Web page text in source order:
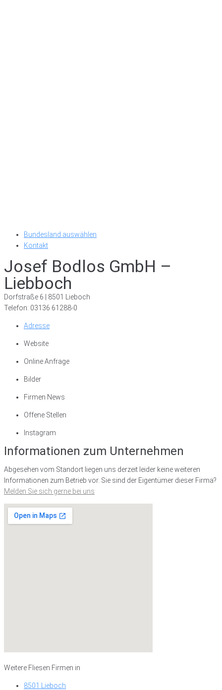
Bundesland auswählen
Kontakt
Josef Bodlos GmbH –
Liebboch
Dorfstraße 6 | 8501 Lieboch
Telefon: 03136 61288-0
Adresse
Website
Online Anfrage
Bilder
Firmen News
Offene Stellen
Instagram
Informationen zum Unternehmen
Abgesehen vom Standort liegen uns derzeit leider keine weiteren
Informationen zum Betrieb vor. Sie sind der Eigentümer dieser Firma?
Melden Sie sich gerne bei uns
Weitere Fliesen Firmen in
8501 Lieboch